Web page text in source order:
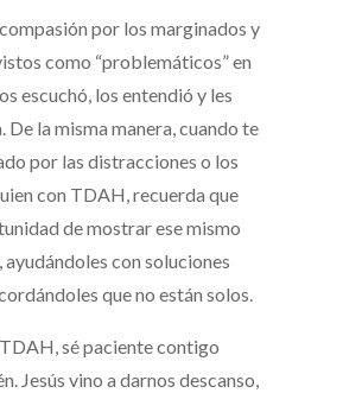
por los marginados y
como “problemáticos” en
escuchó, los entendió y les
la misma manera, cuando te
por las distracciones o los
con TDAH, recuerda que
de mostrar ese mismo
con soluciones
que no están solos.
sé paciente contigo
Jesús vino a darnos descanso,